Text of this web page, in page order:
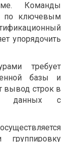
Команды
по ключевым
упорядочить
требует
базы и
вывод строк в
данных с